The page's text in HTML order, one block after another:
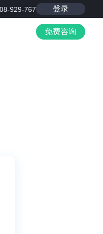
929-767 登录
免费咨询